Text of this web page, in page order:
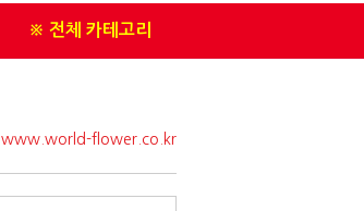
※ 전체 카테고리
www.world-flower.co.kr